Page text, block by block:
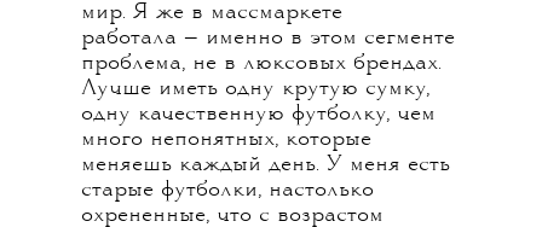
мир. Я же в массмаркете
работала — именно в этом сегменте
проблема, не в люксовых брендах.
Лучше иметь одну крутую сумку,
одну качественную футболку, чем
много непонятных, которые
меняешь каждый день. У меня есть
старые футболки, настолько
охрененные, что с возрастом